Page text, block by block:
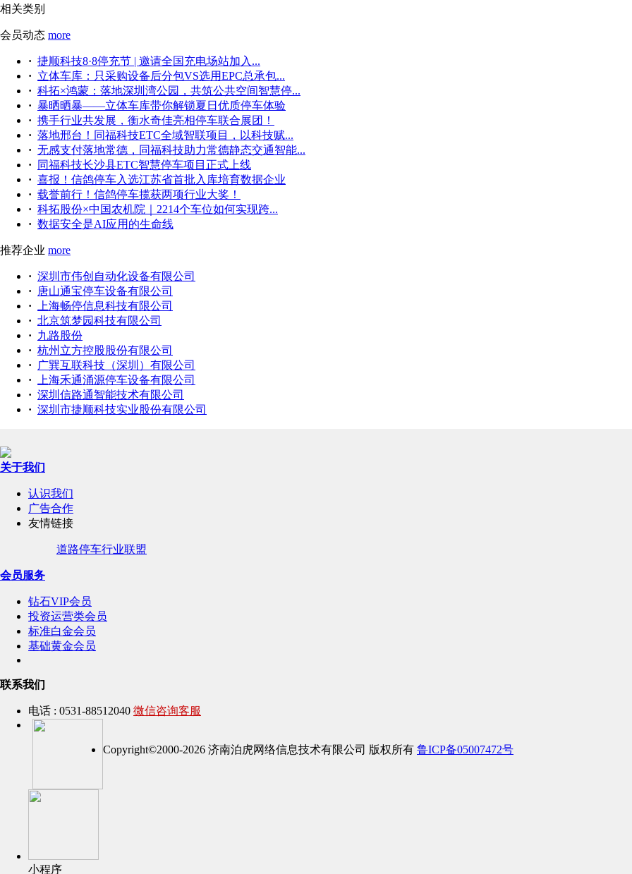
相关类别
会员动态 more
· 捷顺科技8·8停充节 | 邀请全国充电场站加入...
· 立体车库：只采购设备后分包VS选用EPC总承包...
· 科拓×鸿蒙：落地深圳湾公园，共筑公共空间智慧停...
· 暴晒晒暴——立体车库带你解锁夏日优质停车体验
· 携手行业共发展，衡水奇佳亮相停车联合展团！
· 落地邢台！同福科技ETC全域智联项目，以科技赋...
· 无感支付落地常德，同福科技助力常德静态交通智能...
·
同福科技长沙县ETC智慧停车项目正式上线
· 喜报！信鸽停车入选江苏省首批入库培育数据企业
· 载誉前行！信鸽停车揽获两项行业大奖！
· 科拓股份×中国农机院｜2214个车位如何实现跨...
· 数据安全是AI应用的生命线
推荐企业 more
· 深圳市伟创自动化设备有限公司
·
唐山通宝停车设备有限公司
·
上海畅停信息科技有限公司
· 北京筑梦园科技有限公司
· 九路股份
· 杭州立方控股股份有限公司
·
广巽互联科技（深圳）有限公司
·
上海禾通涌源停车设备有限公司
· 深圳信路通智能技术有限公司
· 深圳市捷顺科技实业股份有限公司
关于我们
认识我们
广告合作
友情链接
道路停车行业联盟
会员服务
钻石VIP会员
投资运营类会员
标准白金会员
基础黄金会员
联系我们
电话 : 0531-88512040 微信咨询客服
Copyright©2000-2026 济南泊虎网络信息技术有限公司 版权所有 鲁ICP备05007472号
小程序